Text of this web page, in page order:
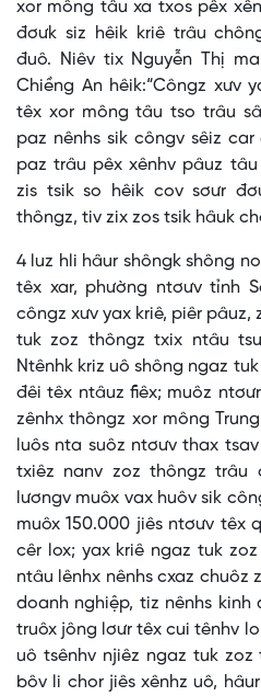
xor mông tâu xa txos pêx
đơưk siz hêik kriê trâu
đuô. Niêv tix Nguyễn Thị
Chiềng An hêik:“Côngz xưv
têx xor mông tâu tso trâu
paz nênhs sik côngv sêiz
paz trâu pêx xênhv pâuz
zis tsik so hêik cov sơưr
thôngz, tiv zix zos tsik hâuk
4 luz hli hâur shôngk shông
têx xar, phường ntơưv tỉnh
côngz xưv yax kriê, piêr pâuz,
tuk zoz thôngz txix ntâu
Ntênhk kriz uô shông ngaz
đêi têx ntâuz fiêx; muôz
zênhx thôngz xor mông
luôs nta suôz ntơưv thax
txiêz nanv zoz thôngz trâu
lươngv muôx vax huôv sik
muôx 150.000 jiês ntơưv têx
cêr lox; yax kriê ngaz tuk
ntâu lênhx nênhs cxaz chuôz
doanh nghiệp, tiz nênhs
truôx jông lơưr têx cui tênhv
uô tsênhv njiêz ngaz tuk
bôv li chor jiês xênhz uô,